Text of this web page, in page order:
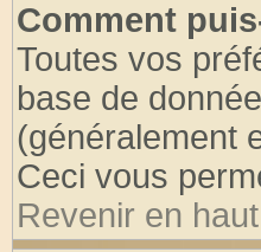
Comment
Toutes vos
base de
(généralement
Ceci vous
Revenir en haut